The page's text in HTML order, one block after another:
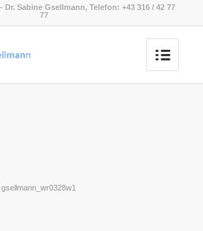
Sabine Gsellmann, Telefon: +43 316 / 42 77
77
gsellmann_wr0328w1